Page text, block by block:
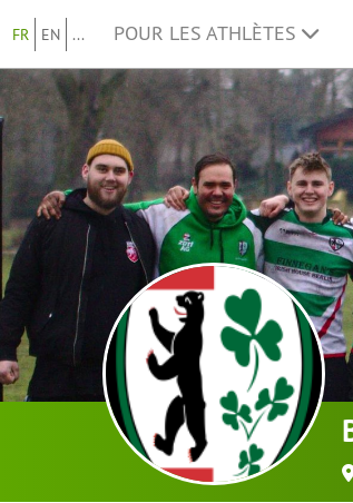
FR EN ... POUR LES ATHLÈTES